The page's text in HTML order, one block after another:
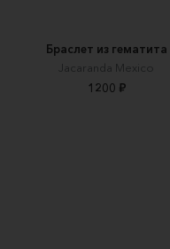
Браслет из гематита
Jacaranda Mexico
1200 ₽